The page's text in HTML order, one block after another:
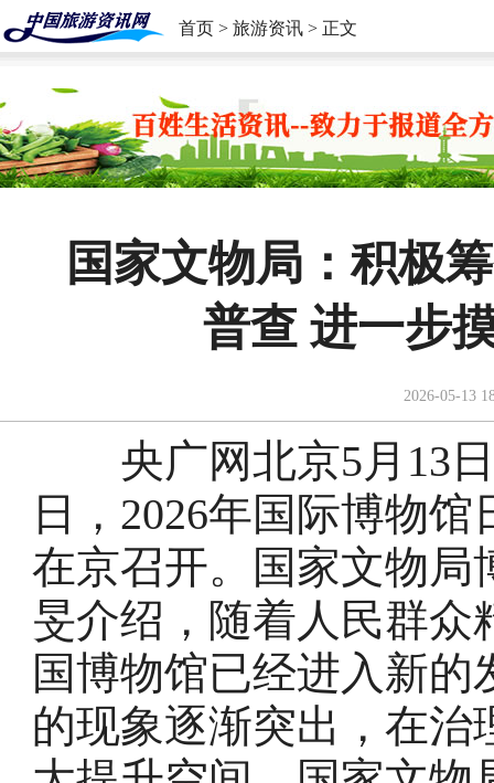
首页 > 旅游资讯 > 正文
国家文物局：积极
普查 进一步
2026-05-13
央广网北京5月13日
日，2026年国际博物
在京召开。国家文物局
旻介绍，随着人民群
国博物馆已经进入新
的现象逐渐突出，在